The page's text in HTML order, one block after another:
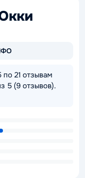
21 отзывам
5 (9 отзывов).